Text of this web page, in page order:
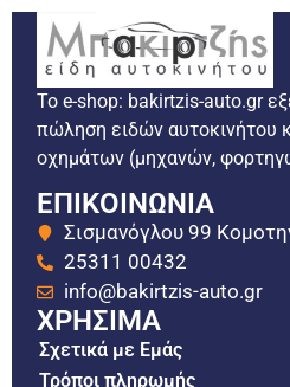
Το e-shop: bakirtzis-auto.gr
πώληση ειδών αυτοκινήτου
οχημάτων (μηχανών,
ΕΠΙΚΟΙΝΩΝΙΑ
Σισμανόγλου 99
25311 00432
info@bakirtzis-auto.gr
ΧΡΗΣΙΜΑ
Σχετικά με Εμάς
Τρόποι πληρωμής